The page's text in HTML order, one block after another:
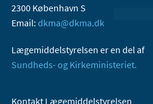
2300 København S
Email: dkma@dkma.dk
Lægemiddelstyrelsen er en del af
Sundheds- og Kirkeministeriet.
Kontakt Lægemiddelstyrelsen